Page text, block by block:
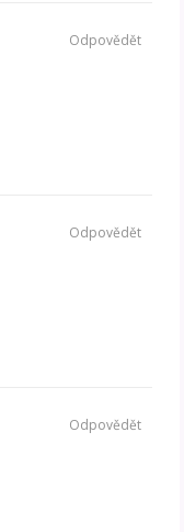
Odpovědět
Odpovědět
Odpovědět